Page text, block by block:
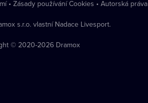
• Zásady používání Cookies • Autorská práva
s.r.o. vlastní Nadace Livesport.
© 2020-2026 Dramox